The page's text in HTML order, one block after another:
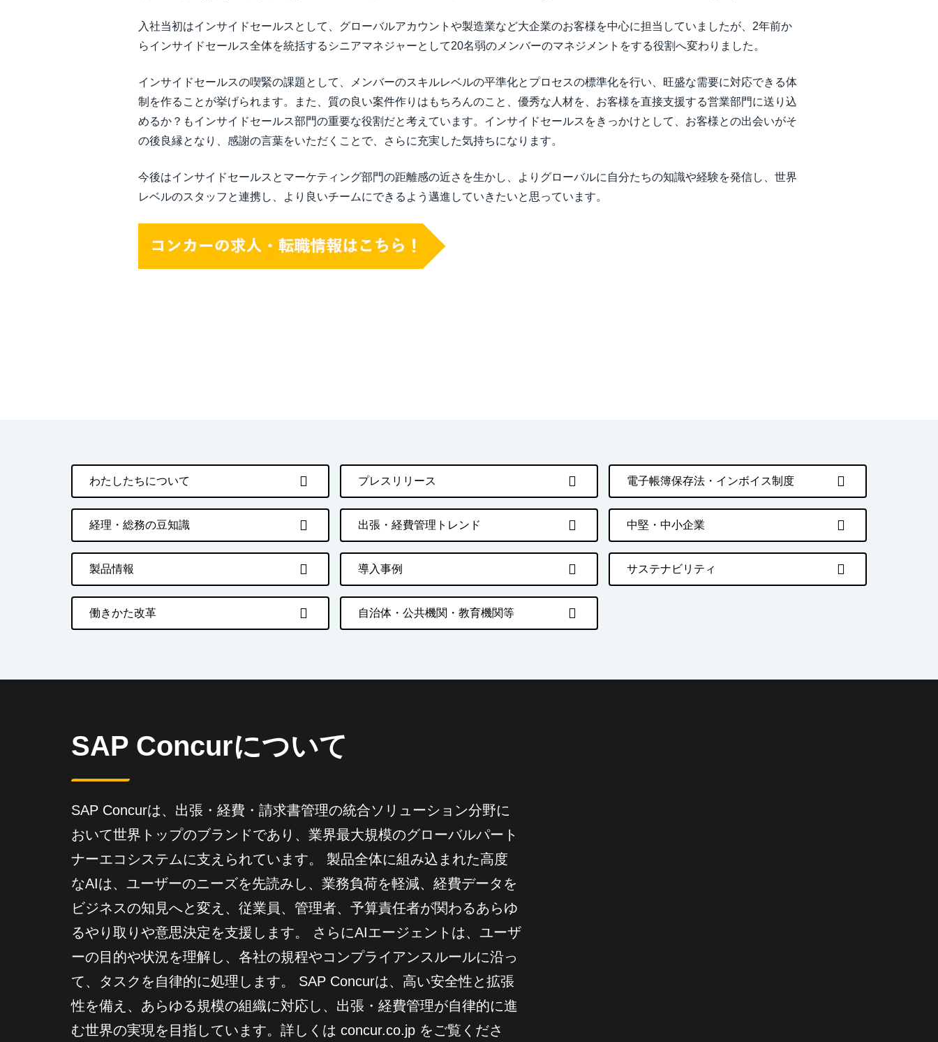
入社当初はインサイドセールスとして、グローバルアカウントや製造業など大企業のお客様を中心に担当していましたが、2年前か
らインサイドセールス全体を統括するシニアマネジャーとして20名弱のメンバーのマネジメントをする役割へ変わりました。
インサイドセールスの喫緊の課題として、メンバーのスキルレベルの平準化とプロセスの標準化を行い、旺盛な需要に対応できる体
制を作ることが挙げられます。また、質の良い案件作りはもちろんのこと、優秀な人材を、お客様を直接支援する営業部門に送り込
めるか？もインサイドセールス部門の重要な役割だと考えています。インサイドセールスをきっかけとして、お客様との出会いがそ
の後良縁となり、感謝の言葉をいただくことで、さらに充実した気持ちになります。
今後はインサイドセールスとマーケティング部門の距離感の近さを生かし、よりグローバルに自分たちの知識や経験を発信し、世界
レベルのスタッフと連携し、より良いチームにできるよう邁進していきたいと思っています。
わたしたちについて プレスリリース 電子帳簿保存法・インボイス制度
経理・総務の豆知識 出張・経費管理トレンド 中堅・中小企業
製品情報 導入事例 サステナビリティ
働きかた改革 自治体・公共機関・教育機関等
SAP Concurについて
SAP Concurは、出張・経費・請求書管理の統合ソリューション分野に
おいて世界トップのブランドであり、業界最大規模のグローバルパート
ナーエコシステムに支えられています。 製品全体に組み込まれた高度
なAIは、ユーザーのニーズを先読みし、業務負荷を軽減、経費データを
ビジネスの知見へと変え、従業員、管理者、予算責任者が関わるあらゆ
るやり取りや意思決定を支援します。 さらにAIエージェントは、ユーザ
ーの目的や状況を理解し、各社の規程やコンプライアンスルールに沿っ
て、タスクを自律的に処理します。 SAP Concurは、高い安全性と拡張
性を備え、あらゆる規模の組織に対応し、出張・経費管理が自律的に進
む世界の実現を目指しています。詳しくは concur.co.jp をご覧くださ